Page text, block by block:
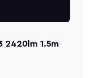
2420lm 1.5m